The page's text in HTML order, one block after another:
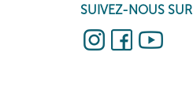
SUIVEZ-NOUS SUR